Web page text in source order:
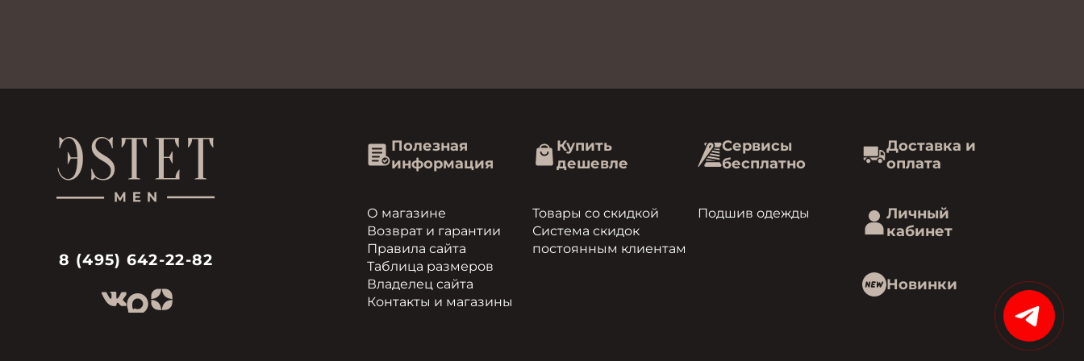
8 (495) 642-22-82
Полезная
информация
О магазине
Возврат и гарантии
Правила сайта
Таблица размеров
Владелец сайта
Контакты и магазины
Купить
дешевле
Товары со скидкой
Система скидок
постоянным клиентам
Сервисы
бесплатно
Подшив одежды
Доставка и
оплата
Личный
кабинет
Новинки
15%